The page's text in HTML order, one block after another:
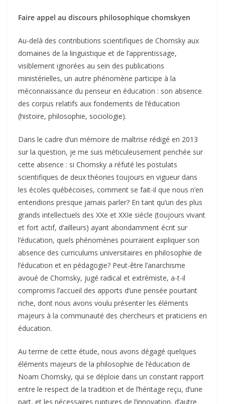
Faire appel au discours philosophique chomskyen
Au-delà des contributions scientifiques de Chomsky aux
domaines de la linguistique et de l’apprentissage,
visiblement ignorées au sein des publications
ministérielles, un autre phénomène participe à la
méconnaissance du penseur en éducation : son absence
des corpus relatifs aux fondements de l’éducation
(histoire, philosophie, sociologie).
Dans le cadre d’un mémoire de maîtrise rédigé en 2013
sur la question, je me suis méticuleusement penchée sur
cette absence : si Chomsky a réfuté les postulats
scientifiques de deux théories toujours en vigueur dans
les écoles québécoises, comment se fait-il que nous n’en
entendions presque jamais parler? En tant qu’un des plus
grands intellectuels des XXe et XXIe siècle (toujours vivant
et fort actif, d’ailleurs) ayant abondamment écrit sur
l’éducation, quels phénomènes pourraient expliquer son
absence des curriculums universitaires en philosophie de
l’éducation et en pédagogie? Peut-être l’anarchisme
avoué de Chomsky, jugé radical et extrémiste, a-t-il
compromis l’accueil des apports d’une pensée pourtant
riche, dont nous avons voulu présenter les éléments
majeurs à la communauté des chercheurs et praticiens en
éducation.
Au terme de cette étude, nous avons dégagé quelques
éléments majeurs de la philosophie de l’éducation de
Noam Chomsky, qui se déploie dans un constant rapport
entre le respect de la tradition et de l’héritage reçu, d’une
part, et les nécessaires ruptures de l’innovation, d’autre